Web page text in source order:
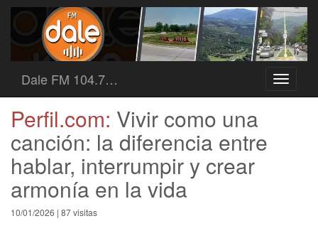
Toggle
Dale FM 104.7…
Perfil.com: Vivir como una
canción: la diferencia entre
hablar, interrumpir y crear
armonía en la vida
10/01/2026 | 87 visitas